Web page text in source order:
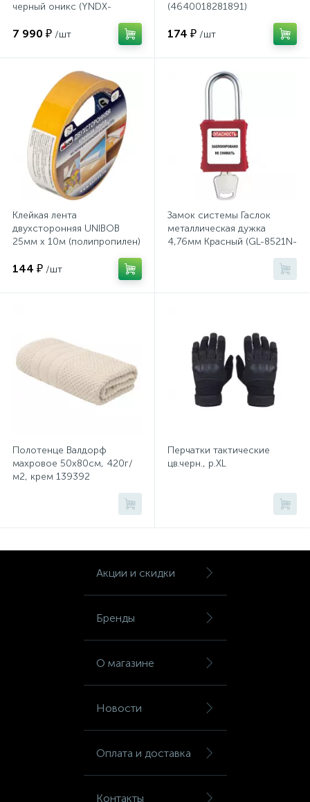
черный оникс (YNDX-
7 990 ₽ /шт
(4640018281891)
174 ₽ /шт
Клейкая лента
двухсторонняя UNIBOB
25мм х 10м (полипропилен)
144 ₽ /шт
Замок системы Гаслок
металлическая дужка
4,76мм Красный (GL-8521N-
Полотенце Валдорф
махровое 50х80см, 420г/
м2, крем 139392
Перчатки тактические
цв.черн., р.XL
Акции и скидки
Бренды
О магазине
Новости
Оплата и доставка
Контакты
Столы обеденные
Стулья и табуреты
Тележки специализированные
Тумбы
Урны
Фурнитура к дверям
Шкафы
Шкафы для бумаг
Шкафы для одежды
Шкафы для сумок
Шкафы картотечные
Шкафы тамбурные
Школьная мебель
Ящики для ключей